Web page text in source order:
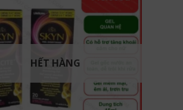
HẾT HÀNG